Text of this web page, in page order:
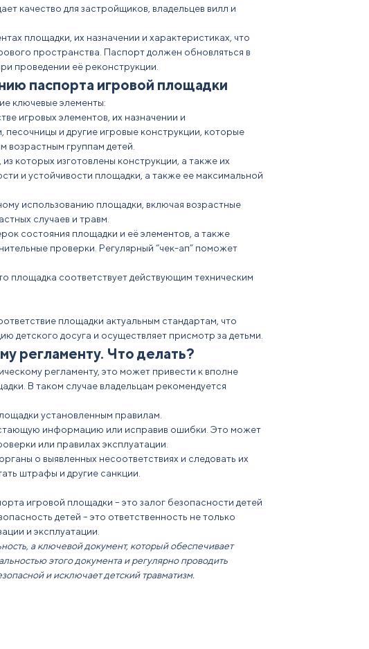
качество для застройщиков, владельцев вилл и
площадки, их назначении и характеристиках, что
пространства. Паспорт должен обновляться в
проведении её реконструкции.
паспорта игровой площадки
ключевые элементы:
игровых элементов, их назначении и
и другие игровые конструкции, которые
возрастным группам детей.
которых изготовлены конструкции, а также их
и устойчивости площадки, а также ее максимальной
использованию площадки, включая возрастные
случаев и травм.
состояния площадки и её элементов, а также
проверки . Регулярный “чек-ап” поможет
площадка соответствует действующим техническим
площадки актуальным стандартам, что
детского досуга и осуществляет присмотр за детьми.
регламенту. Что делать?
регламенту, это может привести к вполне
В таком случае владельцам рекомендуется
установленным правилам
информацию или исправив ошибки. Это может
или правилах эксплуатации.
о выявленных несоответствиях и следовать их
штрафы и другие санкции.
игровой площадки – это залог безопасности детей
детей – это ответственность не только
и эксплуатации.
а ключевойдокумент, который обеспечивает
этогодокументаи регулярно проводить
и исключаетдетскийтравматизм.